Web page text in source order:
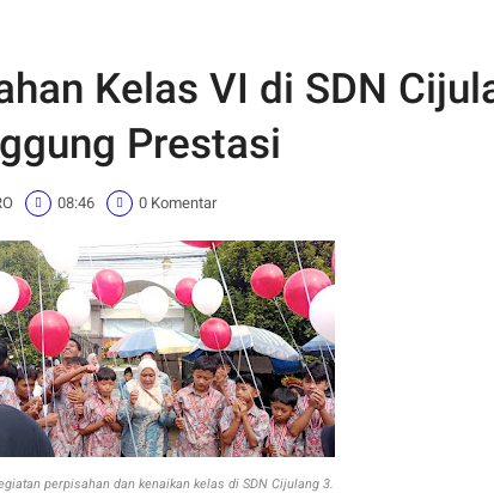
Kelas VI di SDN
Prestasi
08:46 0 Komentar
perpisahan dan kenaikan kelas di SDN Cijulang 3.